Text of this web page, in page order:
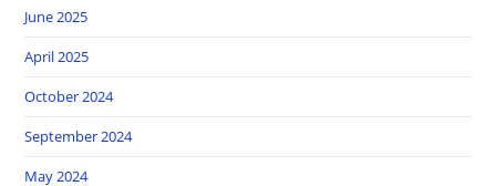
June 2025
April 2025
October 2024
September 2024
May 2024